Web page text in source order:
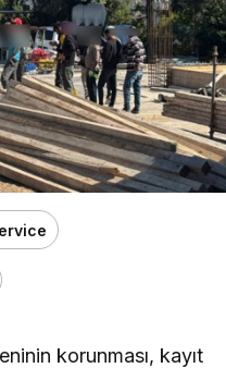
korunması, kayıt